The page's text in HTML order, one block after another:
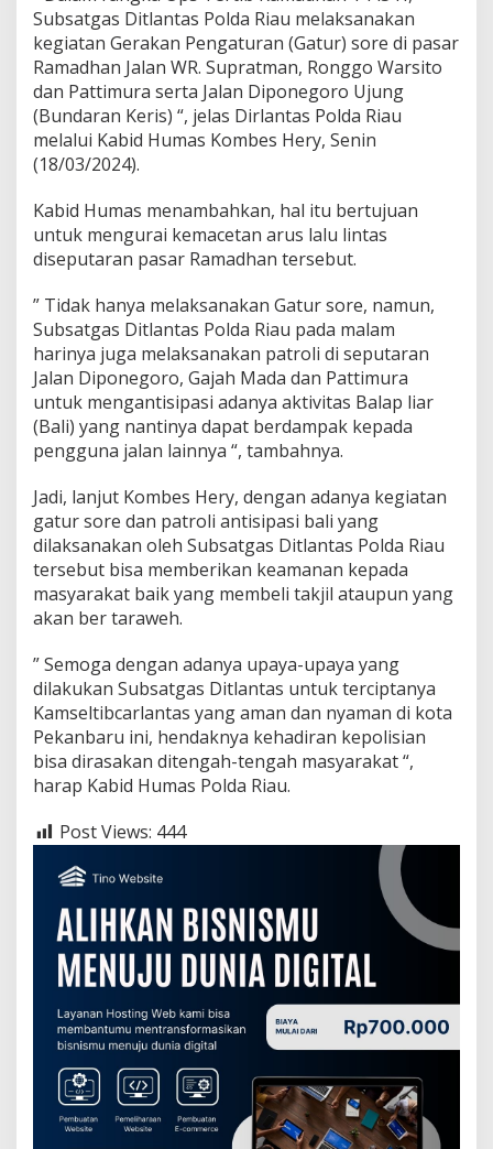
m
a
R
a
m
a
d
h
1
4
4
5
Subsatgas Ditlantas Polda Riau melaksanakan
kegiatan Gerakan Pengaturan (Gatur) sore di pasar
Ramadhan Jalan WR. Supratman, Ronggo Warsito
dan Pattimura serta Jalan Diponegoro Ujung
(Bundaran Keris) “, jelas Dirlantas Polda Riau
melalui Kabid Humas Kombes Hery, Senin
(18/03/2024).
Kabid Humas menambahkan, hal itu bertujuan
untuk mengurai kemacetan arus lalu lintas
diseputaran pasar Ramadhan tersebut.
” Tidak hanya melaksanakan Gatur sore, namun,
Subsatgas Ditlantas Polda Riau pada malam
harinya juga melaksanakan patroli di seputaran
Jalan Diponegoro, Gajah Mada dan Pattimura
untuk mengantisipasi adanya aktivitas Balap liar
(Bali) yang nantinya dapat berdampak kepada
pengguna jalan lainnya “, tambahnya.
Jadi, lanjut Kombes Hery, dengan adanya kegiatan
gatur sore dan patroli antisipasi bali yang
dilaksanakan oleh Subsatgas Ditlantas Polda Riau
tersebut bisa memberikan keamanan kepada
masyarakat baik yang membeli takjil ataupun yang
akan ber taraweh.
” Semoga dengan adanya upaya-upaya yang
dilakukan Subsatgas Ditlantas untuk terciptanya
Kamseltibcarlantas yang aman dan nyaman di kota
Pekanbaru ini, hendaknya kehadiran kepolisian
bisa dirasakan ditengah-tengah masyarakat “,
harap Kabid Humas Polda Riau.
Post Views: 444